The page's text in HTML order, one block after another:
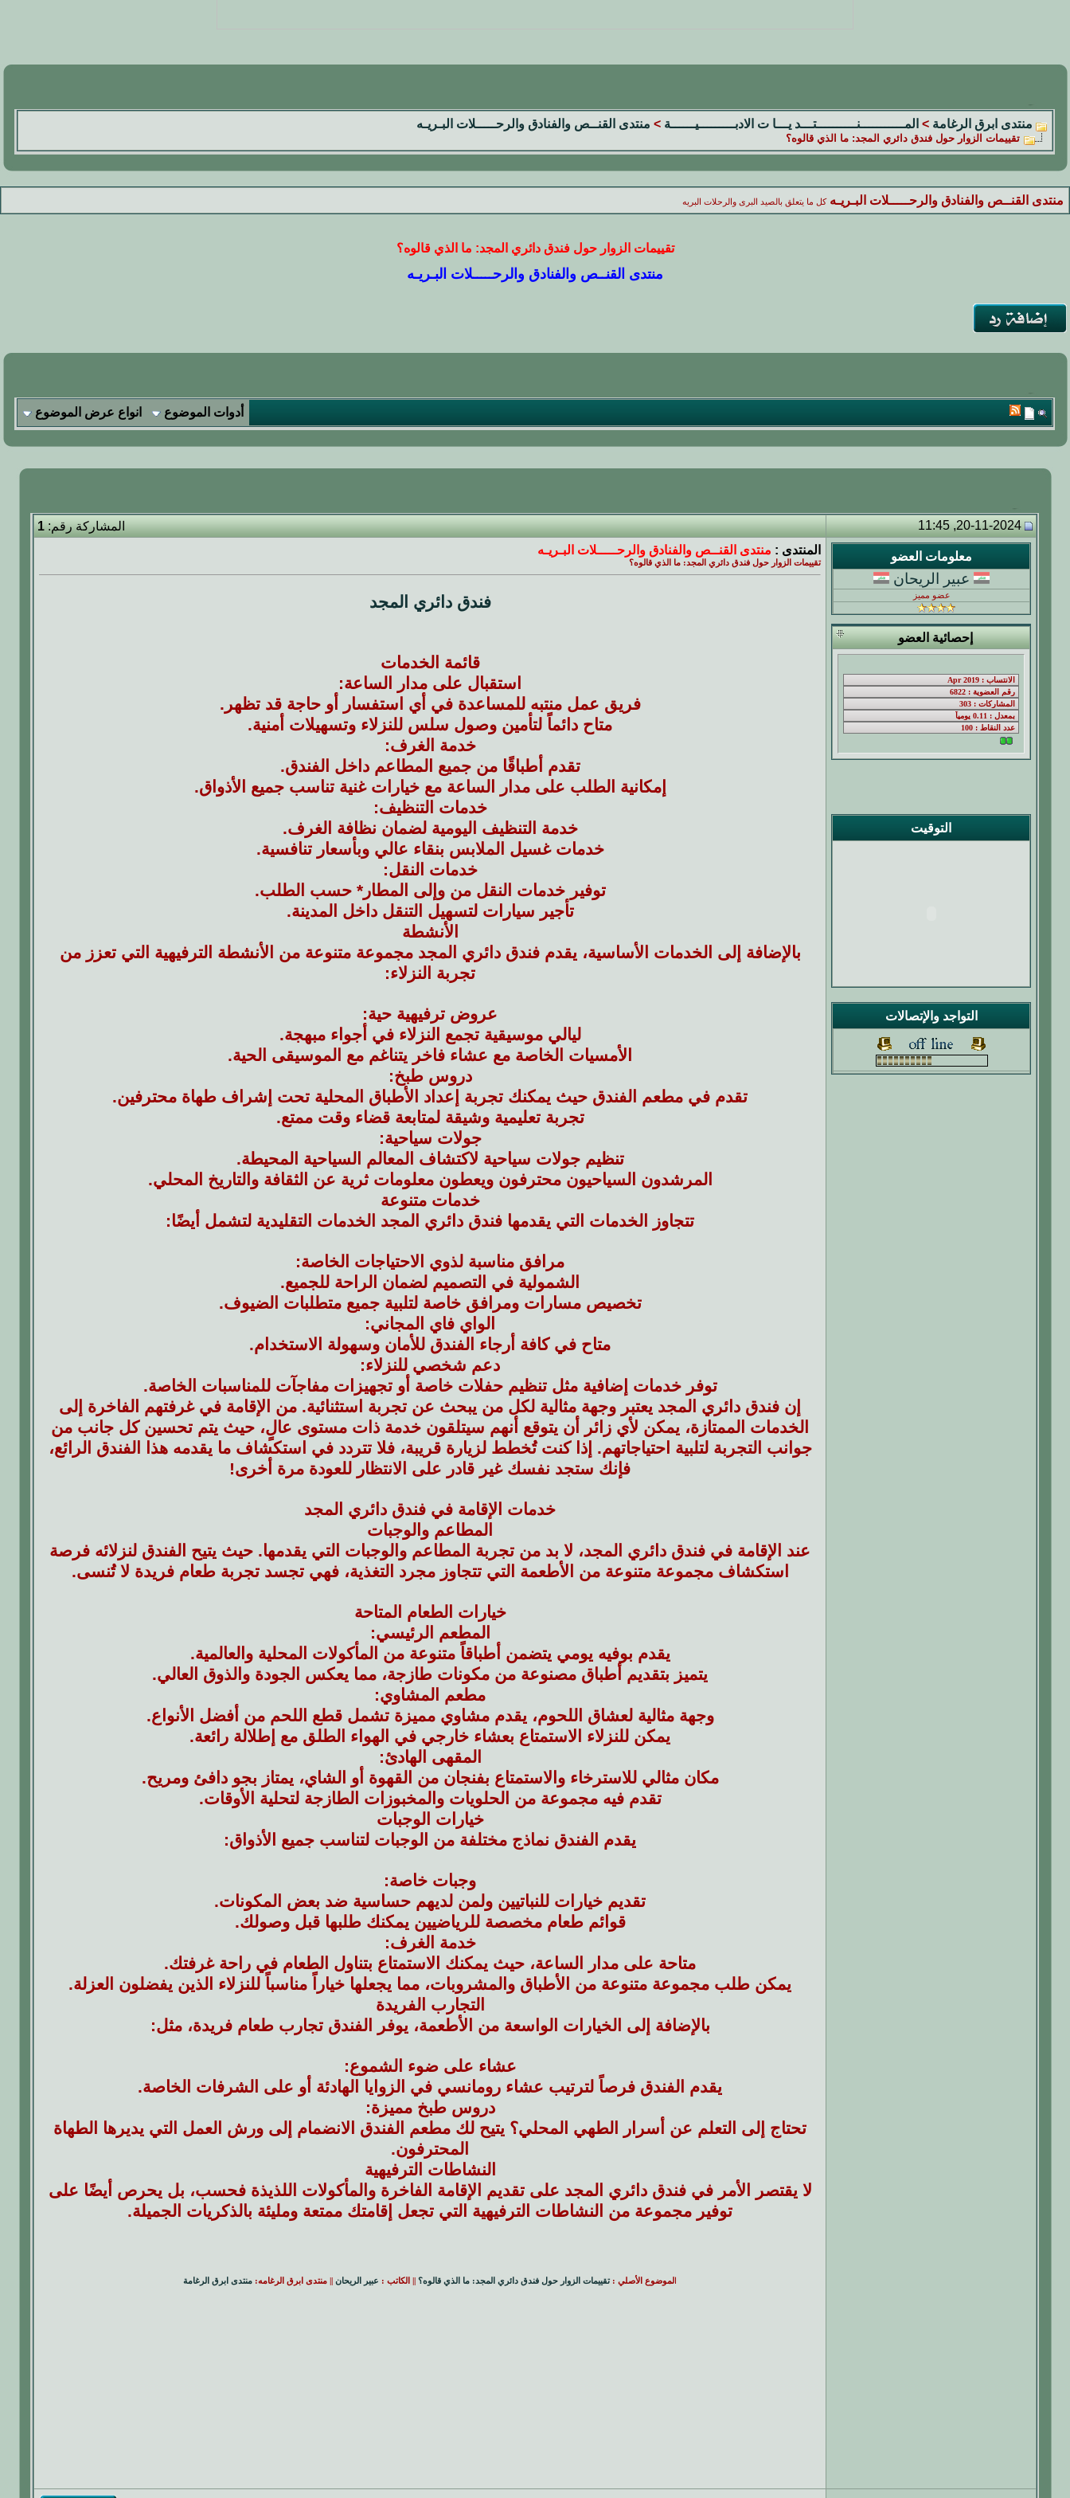
منتدى ابرق الرغامة > المـــــــــــنــــــــــتـــد يـــا ت الادبـــــــــيــــــة > منتدى القنــص والفنادق والرحـــــلات البـريـه
تقييمات الزوار حول فندق دائري المجد: ما الذي قالوه؟
منتدى القنــص والفنادق والرحـــــلات البـريـه كل ما يتعلق بالصيد البرى والرحلات البريه
تقييمات الزوار حول فندق دائري المجد: ما الذي قالوه؟
منتدى القنــص والفنادق والرحـــــلات البـريـه
أدوات الموضوع انواع عرض الموضوع
20-11-2024, 11:45 المشاركة رقم:1
معلومات العضو
عبير الريحان
عضو مميز
إحصائية العضو
التوقيت
التواجد والإتصالات
المنتدى : منتدى القنــص والفنادق والرحـــــلات البـريـه
تقييمات الزوار حول فندق دائري المجد: ما الذي قالوه؟
فندق دائري المجد
قائمة الخدمات
استقبال على مدار الساعة:
فريق عمل منتبه للمساعدة في أي استفسار أو حاجة قد تظهر.
متاح دائماً لتأمين وصول سلس للنزلاء وتسهيلات أمنية.
خدمة الغرف:
تقدم أطباقًا من جميع المطاعم داخل الفندق.
إمكانية الطلب على مدار الساعة مع خيارات غنية تناسب جميع الأذواق.
خدمات التنظيف:
خدمة التنظيف اليومية لضمان نظافة الغرف.
خدمات غسيل الملابس بنقاء عالي وبأسعار تنافسية.
خدمات النقل:
توفير خدمات النقل من وإلى المطار* حسب الطلب.
تأجير سيارات لتسهيل التنقل داخل المدينة.
الأنشطة
بالإضافة إلى الخدمات الأساسية، يقدم فندق دائري المجد مجموعة متنوعة من الأنشطة الترفيهية التي تعزز من
تجربة النزلاء:
عروض ترفيهية حية:
ليالي موسيقية تجمع النزلاء في أجواء مبهجة.
الأمسيات الخاصة مع عشاء فاخر يتناغم مع الموسيقى الحية.
دروس طبخ:
تقدم في مطعم الفندق حيث يمكنك تجربة إعداد الأطباق المحلية تحت إشراف طهاة محترفين.
تجربة تعليمية وشيقة لمتابعة قضاء وقت ممتع.
جولات سياحية:
تنظيم جولات سياحية لاكتشاف المعالم السياحية المحيطة.
المرشدون السياحيون محترفون ويعطون معلومات ثرية عن الثقافة والتاريخ المحلي.
خدمات متنوعة
تتجاوز الخدمات التي يقدمها فندق دائري المجد الخدمات التقليدية لتشمل أيضًا:
مرافق مناسبة لذوي الاحتياجات الخاصة:
الشمولية في التصميم لضمان الراحة للجميع.
تخصيص مسارات ومرافق خاصة لتلبية جميع متطلبات الضيوف.
الواي فاي المجاني:
متاح في كافة أرجاء الفندق للأمان وسهولة الاستخدام.
دعم شخصي للنزلاء:
توفر خدمات إضافية مثل تنظيم حفلات خاصة أو تجهيزات مفاجآت للمناسبات الخاصة.
إن فندق دائري المجد يعتبر وجهة مثالية لكل من يبحث عن تجربة استثنائية. من الإقامة في غرفتهم الفاخرة إلى
الخدمات الممتازة، يمكن لأي زائر أن يتوقع أنهم سيتلقون خدمة ذات مستوى عالٍ، حيث يتم تحسين كل جانب من
جوانب التجربة لتلبية احتياجاتهم. إذا كنت تُخطط لزيارة قريبة، فلا تتردد في استكشاف ما يقدمه هذا الفندق الرائع،
فإنك ستجد نفسك غير قادر على الانتظار للعودة مرة أخرى!
خدمات الإقامة في فندق دائري المجد
المطاعم والوجبات
عند الإقامة في فندق دائري المجد، لا بد من تجربة المطاعم والوجبات التي يقدمها. حيث يتيح الفندق لنزلائه فرصة
استكشاف مجموعة متنوعة من الأطعمة التي تتجاوز مجرد التغذية، فهي تجسد تجربة طعام فريدة لا تُنسى.
خيارات الطعام المتاحة
المطعم الرئيسي:
يقدم بوفيه يومي يتضمن أطباقاً متنوعة من المأكولات المحلية والعالمية.
يتميز بتقديم أطباق مصنوعة من مكونات طازجة، مما يعكس الجودة والذوق العالي.
مطعم المشاوي:
وجهة مثالية لعشاق اللحوم، يقدم مشاوي مميزة تشمل قطع اللحم من أفضل الأنواع.
يمكن للنزلاء الاستمتاع بعشاء خارجي في الهواء الطلق مع إطلالة رائعة.
المقهى الهادئ:
مكان مثالي للاسترخاء والاستمتاع بفنجان من القهوة أو الشاي، يمتاز بجو دافئ ومريح.
تقدم فيه مجموعة من الحلويات والمخبوزات الطازجة لتحلية الأوقات.
خيارات الوجبات
يقدم الفندق نماذج مختلفة من الوجبات لتناسب جميع الأذواق:
وجبات خاصة:
تقديم خيارات للنباتيين ولمن لديهم حساسية ضد بعض المكونات.
قوائم طعام مخصصة للرياضيين يمكنك طلبها قبل وصولك.
خدمة الغرف:
متاحة على مدار الساعة، حيث يمكنك الاستمتاع بتناول الطعام في راحة غرفتك.
يمكن طلب مجموعة متنوعة من الأطباق والمشروبات، مما يجعلها خياراً مناسباً للنزلاء الذين يفضلون العزلة.
التجارب الفريدة
بالإضافة إلى الخيارات الواسعة من الأطعمة، يوفر الفندق تجارب طعام فريدة، مثل:
عشاء على ضوء الشموع:
يقدم الفندق فرصاً لترتيب عشاء رومانسي في الزوايا الهادئة أو على الشرفات الخاصة.
دروس طبخ مميزة:
تحتاج إلى التعلم عن أسرار الطهي المحلي؟ يتيح لك مطعم الفندق الانضمام إلى ورش العمل التي يديرها الطهاة
المحترفون.
النشاطات الترفيهية
لا يقتصر الأمر في فندق دائري المجد على تقديم الإقامة الفاخرة والمأكولات اللذيذة فحسب، بل يحرص أيضًا على
توفير مجموعة من النشاطات الترفيهية التي تجعل إقامتك ممتعة ومليئة بالذكريات الجميلة.
لموضوع الأصلي :تقييمات الزوار حول فندق دائري المجد: ما الذي قالوه؟ || الكاتب : عبير الريحان || منتدى ابرق الرغامه: منتدى ابرق الرغامة